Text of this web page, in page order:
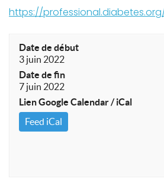
https://
Date de début
3 juin 2022
Date de fin
7 juin 2022
Lien Google Calendar / iCal
Feed iCal